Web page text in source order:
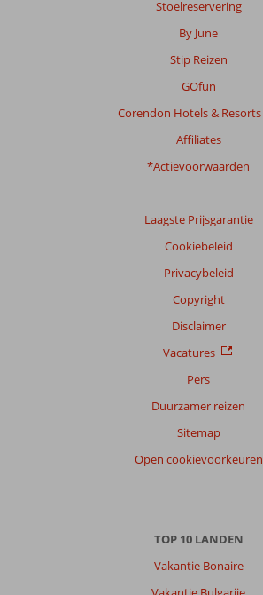
Stoelreservering
By June
Stip Reizen
GOfun
Corendon Hotels & Resorts
Affiliates
*Actievoorwaarden
Laagste Prijsgarantie
Cookiebeleid
Privacybeleid
Copyright
Disclaimer
Vacatures
Pers
Duurzamer reizen
Sitemap
Open cookievoorkeuren
TOP 10 LANDEN
Vakantie Bonaire